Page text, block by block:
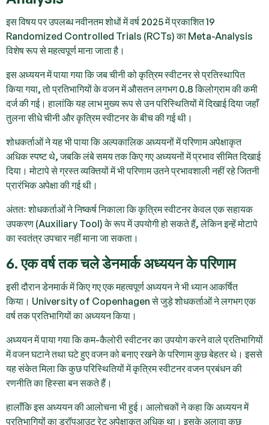
इस विषय पर उपलब्ध नवीनतम शोधों में वर्ष 2025 में प्रकाशित 19
Randomized Controlled Trials (RCTs) का Meta-Analysis
विशेष रूप से महत्वपूर्ण माना जाता है।
इस अध्ययन में पाया गया कि जब चीनी को कृत्रिम स्वीटनर से प्रतिस्थापित
किया गया, तो प्रतिभागियों के वजन में औसतन लगभग 0.8 किलोग्राम की कमी
दर्ज की गई। हालांकि यह लाभ मुख्य रूप से उन परिस्थितियों में दिखाई दिया जहाँ
तुलना सीधे चीनी और कृत्रिम स्वीटनर के बीच की गई थी।
शोधकर्ताओं ने यह भी पाया कि अल्पकालिक अध्ययनों में परिणाम अपेक्षाकृत
अधिक स्पष्ट थे, जबकि लंबे समय तक किए गए अध्ययनों में प्रभाव सीमित दिखाई
दिया। मोटापे से ग्रस्त व्यक्तियों में भी परिणाम उतने प्रभावशाली नहीं रहे जितनी
प्रारंभिक अपेक्षा की गई थी।
अंततः शोधकर्ताओं ने निष्कर्ष निकाला कि कृत्रिम स्वीटनर केवल एक सहायक
उपकरण (Auxiliary Tool) के रूप में उपयोगी हो सकते हैं, लेकिन इन्हें मोटापे
का स्वतंत्र उपचार नहीं माना जा सकता।
6. एक वर्ष तक चले डेनमार्क अध्ययन के परिणाम
इसी दौरान डेनमार्क में किए गए एक महत्वपूर्ण अध्ययन ने भी ध्यान आकर्षित
किया। University of Copenhagen से जुड़े शोधकर्ताओं ने लगभग एक
वर्ष तक प्रतिभागियों का अध्ययन किया।
अध्ययन में पाया गया कि कम-कैलोरी स्वीटनर का उपयोग करने वाले प्रतिभागियों
में वजन घटाने तथा घटे हुए वजन को बनाए रखने के परिणाम कुछ बेहतर थे। इससे
यह संकेत मिला कि कुछ परिस्थितियों में कृत्रिम स्वीटनर वजन प्रबंधन की
रणनीति का हिस्सा बन सकते हैं।
हालाँकि इस अध्ययन की आलोचना भी हुई। आलोचकों ने कहा कि अध्ययन में
प्रतिभागियों का ड्रॉपआउट रेट अपेक्षाकृत अधिक था। इसके अलावा कुछ